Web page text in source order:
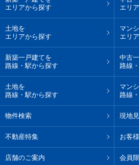
エリアから探す
エリ
土地を
エリアから探す
マン
エリ
新築一戸建てを
路線・駅から探す
中古
路線
土地を
路線・駅から探す
マン
路線
物件検索 現地
不動産特集 お客
店舗のご案内 会員